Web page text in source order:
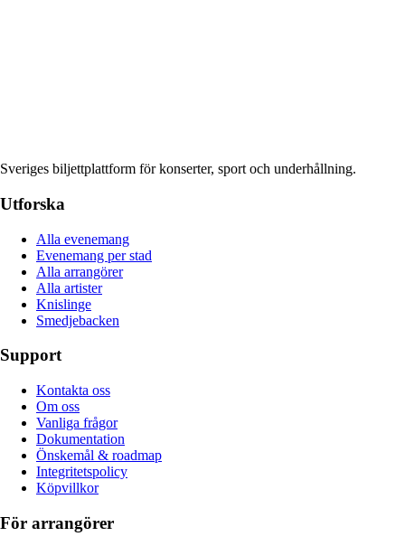
Sveriges biljettplattform för konserter, sport och underhållning.
Utforska
Alla evenemang
Evenemang per stad
Alla arrangörer
Alla artister
Knislinge
Smedjebacken
Support
Kontakta oss
Om oss
Vanliga frågor
Dokumentation
Önskemål & roadmap
Integritetspolicy
Köpvillkor
För arrangörer